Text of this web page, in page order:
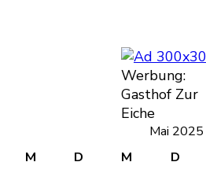
Werbung:
Gasthof Zur
Eiche
Mai 2025
M
D M D